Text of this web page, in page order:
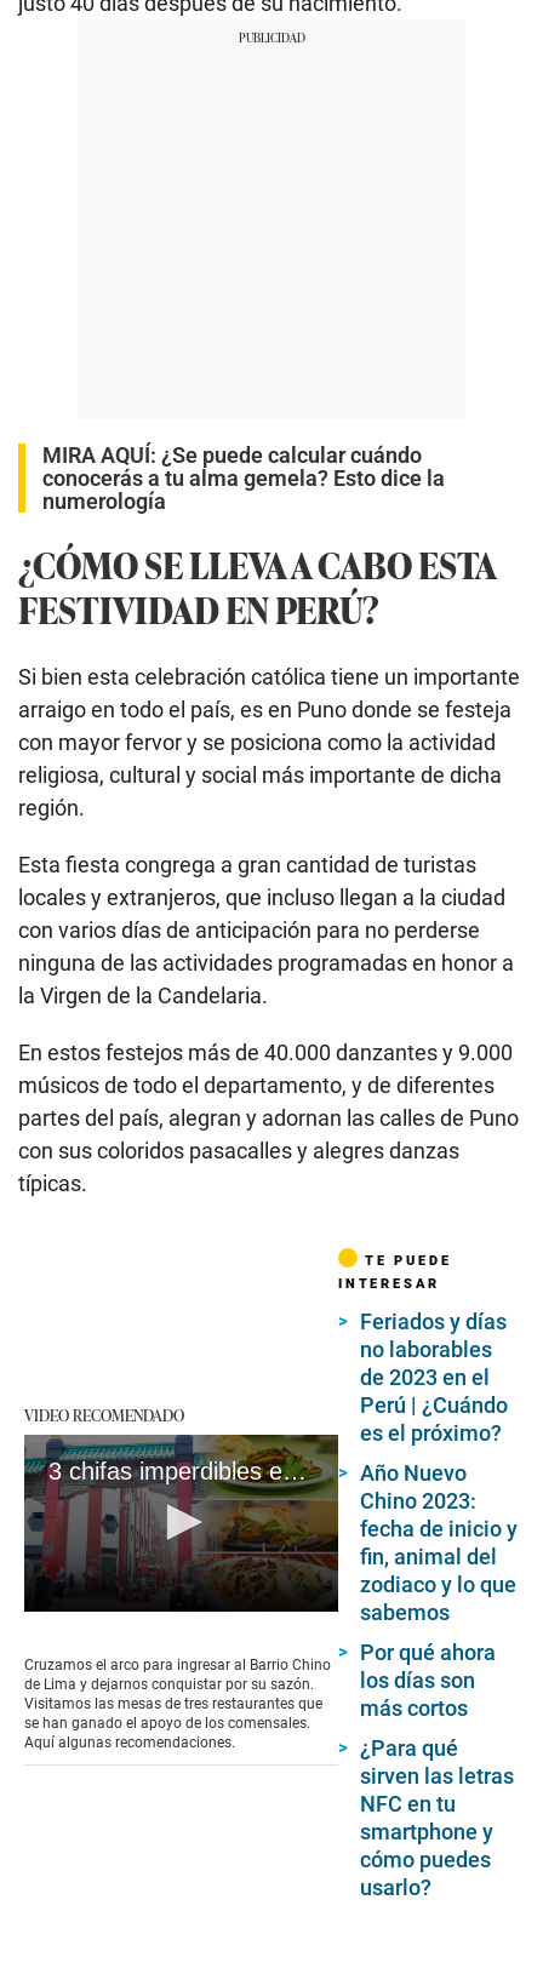
MIRA AQUÍ: ¿Se puede calcular cuándo
conocerás a tu alma gemela? Esto dice la
numerología
¿CÓMO SE LLEVA A CABO ESTA
FESTIVIDAD EN PERÚ?
Si bien esta celebración católica tiene un importante
arraigo en todo el país, es en Puno donde se festeja
con mayor fervor y se posiciona como la actividad
religiosa, cultural y social más importante de dicha
región.
Esta fiesta congrega a gran cantidad de turistas
locales y extranjeros, que incluso llegan a la ciudad
con varios días de anticipación para no perderse
ninguna de las actividades programadas en honor a
la Virgen de la Candelaria.
En estos festejos más de 40.000 danzantes y 9.000
músicos de todo el departamento, y de diferentes
partes del país, alegran y adornan las calles de Puno
con sus coloridos pasacalles y alegres danzas
típicas.
VIDEO RECOMENDADO
3 chifas imperdibles en el Barrio Chino de Lima
of
6
minutes,
45
seconds
Cruzamos el arco para ingresar al Barrio Chino
de Lima y dejarnos conquistar por su sazón.
Visitamos las mesas de tres restaurantes que
se han ganado el apoyo de los comensales.
Aquí algunas recomendaciones.
TE PUEDE
INTERESAR
Feriados y días
no laborables
de 2023 en el
Perú | ¿Cuándo
es el próximo?
Año Nuevo
Chino 2023:
fecha de inicio y
fin, animal del
zodiaco y lo que
sabemos
Por qué ahora
los días son
más cortos
¿Para qué
sirven las letras
NFC en tu
smartphone y
cómo puedes
usarlo?